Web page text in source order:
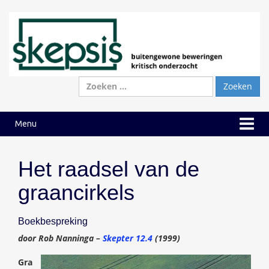
Zoeken
naar:
Menu
Het raadsel van de
graancirkels
Boekbespreking
door Rob Nanninga – Skepter 12.4 (1999)
Gra